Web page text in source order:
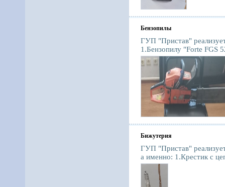
Бензопилы
ГУП "Пристав"
1.Бензопилу "Forte FGS
Бижутерия
ГУП "Пристав"
а именно: 1.Крестик с